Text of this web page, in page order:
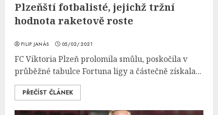
Plzeňští fotbalisté, jejichž tržní
hodnota raketově roste
FILIP JANÁS 05/02/2021
FC Viktoria Plzeň prolomila smůlu, poskočila v
průběžné tabulce Fortuna ligy a částečně získala...
PŘEČÍST ČLÁNEK